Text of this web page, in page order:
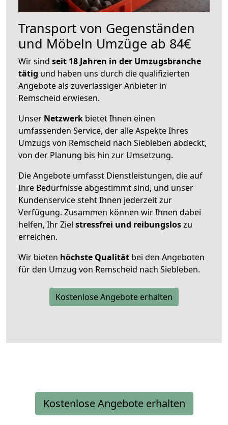
Transport von Gegenständen
und Möbeln Umzüge ab 84€
Wir sind seit 18 Jahren in der Umzugsbranche
tätig und haben uns durch die qualifizierten
Angebote als zuverlässiger Anbieter in
Remscheid erwiesen.
Unser Netzwerk bietet Ihnen einen
umfassenden Service, der alle Aspekte Ihres
Umzugs von Remscheid nach Siebleben abdeckt,
von der Planung bis hin zur Umsetzung.
Die Angebote umfasst Dienstleistungen, die auf
Ihre Bedürfnisse abgestimmt sind, und unser
Kundenservice steht Ihnen jederzeit zur
Verfügung. Zusammen können wir Ihnen dabei
helfen, Ihr Ziel stressfrei und reibungsloszu
erreichen.
Wir bieten höchste Qualität bei den Angeboten
für den Umzug von Remscheid nach Siebleben.
Kostenlose Angebote erhalten
Kostenlose Angebote erhalten